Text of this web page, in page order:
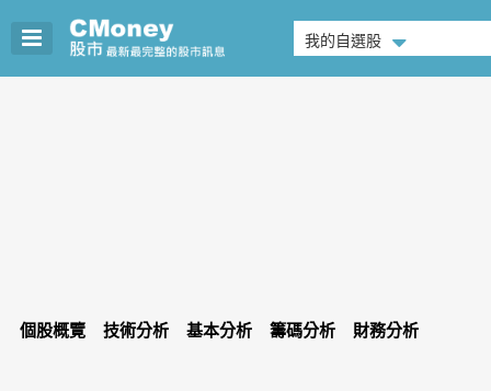
我的自選股
個股概覽 技術分析 基本分析 籌碼分析 財務分析